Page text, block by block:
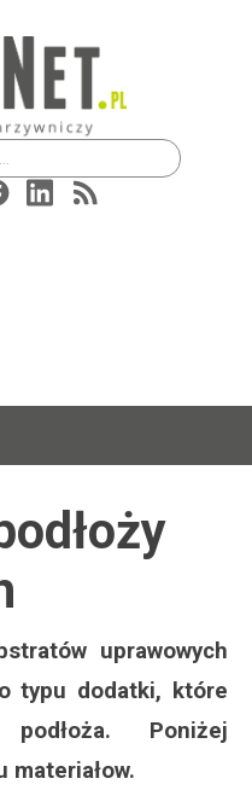
uprawowych
typu dodatki, które
Poniżej
materiałow.